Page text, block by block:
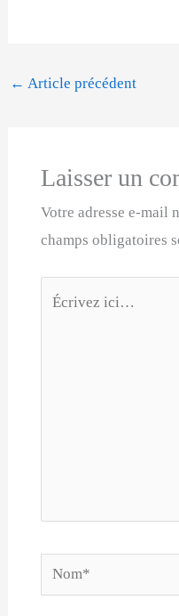
← Article précédent
Laisser un
Votre adresse e-mail
champs obligatoires
Nom*